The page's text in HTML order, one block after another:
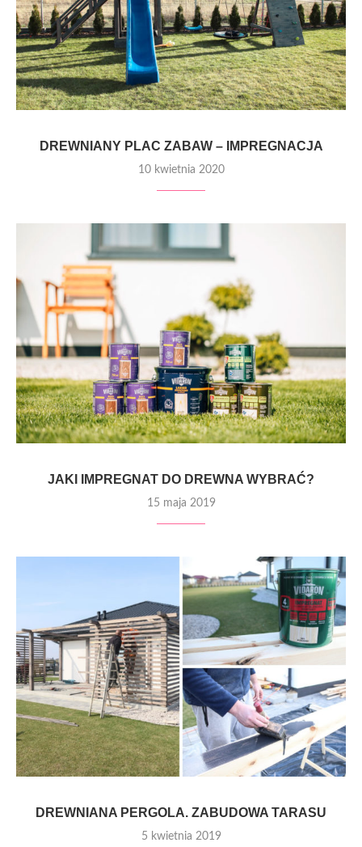
DREWNIANY PLAC ZABAW – IMPREGNACJA
10 kwietnia 2020
JAKI IMPREGNAT DO DREWNA WYBRAĆ?
15 maja 2019
DREWNIANA PERGOLA. ZABUDOWA TARASU
5 kwietnia 2019